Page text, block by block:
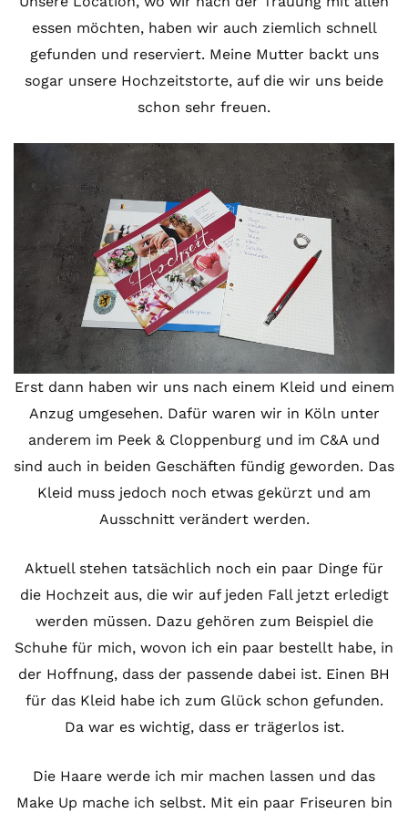
essen möchten, haben wir auch ziemlich schnell
gefunden und reserviert. Meine Mutter backt uns
sogar unsere Hochzeitstorte, auf die wir uns beide
schon sehr freuen.
Erst dann haben wir uns nach einem Kleid und einem
Anzug umgesehen. Dafür waren wir in Köln unter
anderem im Peek & Cloppenburg und im C&A und
sind auch in beiden Geschäften fündig geworden. Das
Kleid muss jedoch noch etwas gekürzt und am
Ausschnitt verändert werden.
Aktuell stehen tatsächlich noch ein paar Dinge für
die Hochzeit aus, die wir auf jeden Fall jetzt erledigt
werden müssen. Dazu gehören zum Beispiel die
Schuhe für mich, wovon ich ein paar bestellt habe, in
der Hoffnung, dass der passende dabei ist. Einen BH
für das Kleid habe ich zum Glück schon gefunden.
Da war es wichtig, dass er trägerlos ist.
Die Haare werde ich mir machen lassen und das
Make Up mache ich selbst. Mit ein paar Friseuren bin